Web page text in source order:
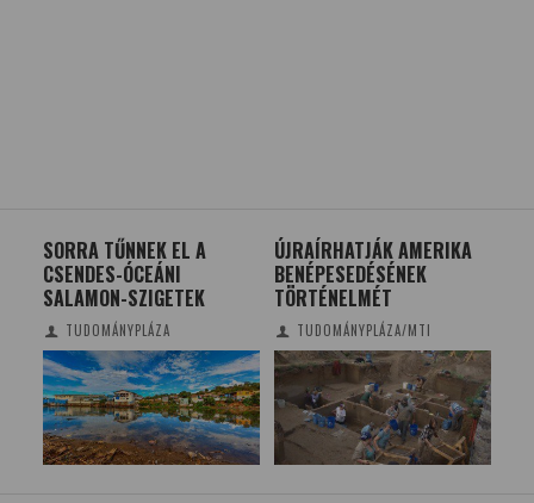
SORRA TŰNNEK EL A
CSENDES-ÓCEÁNI
SALAMON-SZIGETEK
TUDOMÁNYPLÁZA
ÚJRAÍRHATJÁK AMERIKA
BENÉPESEDÉSÉNEK
TÖRTÉNELMÉT
TUDOMÁNYPLÁZA/MTI